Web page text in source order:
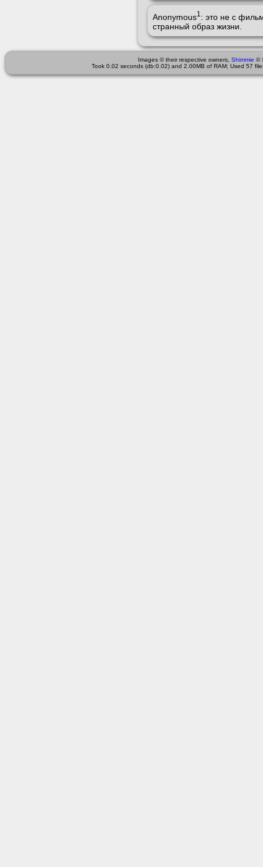
Anonymous1 : это не с
странный образ жизни.
Images © their respective owners, Shimmie ©
Took 0.02 seconds (db:0.02) and 2.00MB of RAM; Used 57